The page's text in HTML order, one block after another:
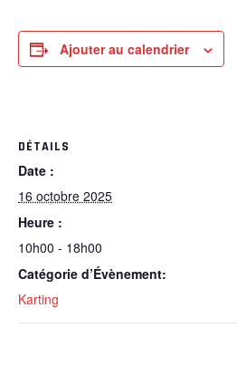
Ajouter au calendrier
DÉTAILS
Date :
16 octobre 2025
Heure :
10h00 - 18h00
Catégorie d’Évènement:
Karting